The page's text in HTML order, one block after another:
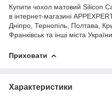
Купити чохол матовий Silicon
в інтернет-магазині
Дніпро, Тернопіль, Полтава,
Франківськ та інші міста України.
Приховати
Характеристики